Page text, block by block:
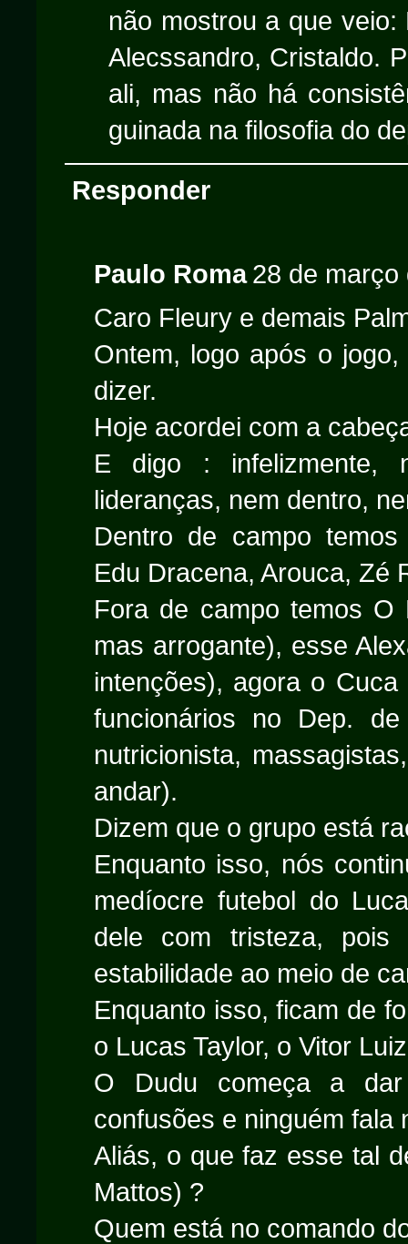
não mostrou a que
Alecssandro, Cristaldo.
ali, mas não há
guinada na filosofia do
Responder
Paulo Roma 28 de março
Caro Fleury e demais
Ontem, logo após o
dizer.
Hoje acordei com a
E digo : infelizmente,
lideranças, nem dentro,
Dentro de campo
Edu Dracena, Arouca, Zé
Fora de campo temos O
mas arrogante), esse
intenções), agora o
funcionários no Dep.
nutricionista,
andar).
Dizem que o grupo está
Enquanto isso, nós
medíocre futebol do
dele com tristeza,
estabilidade ao meio de
Enquanto isso, ficam de
o Lucas Taylor, o Vitor
O Dudu começa a
confusões e ninguém fala
Aliás, o que faz esse tal
Mattos) ?
Quem está no comando